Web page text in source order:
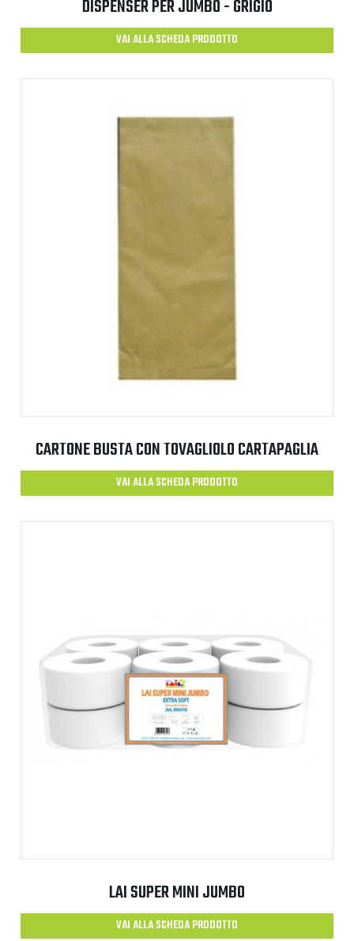
DISPENSER PER JUMBO - GRIGIO
VAI ALLA SCHEDA PRODOTTO
CARTONE BUSTA CON TOVAGLIOLO CARTAPAGLIA
VAI ALLA SCHEDA PRODOTTO
LAI SUPER MINI JUMBO
VAI ALLA SCHEDA PRODOTTO